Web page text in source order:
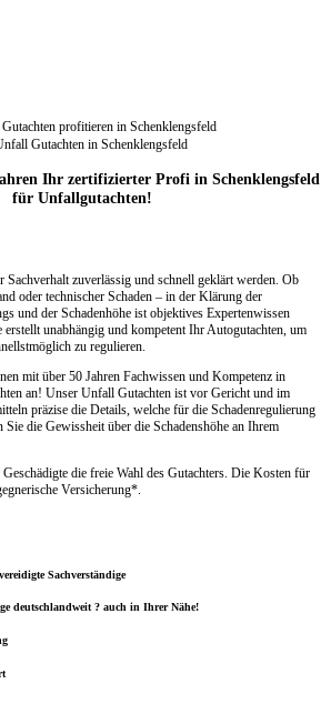
Ihr zertifizierter Profi in Schenklengsfeld
für Unfallgutachten!
Sachverhalt zuverlässig und schnell geklärt werden. Ob
oder technischer Schaden – in der Klärung der
und der Schadenhöhe ist objektives Expertenwissen
unabhängig und kompetent Ihr Autogutachten, um
zu regulieren.
mit über 50 Jahren Fachwissen und Kompetenz in
an! Unser Unfall Gutachten ist vor Gericht und im
präzise die Details, welche für die Schadenregulierung
die Gewissheit über die Schadenshöhe an Ihrem
die freie Wahl des Gutachters. Die Kosten für
Versicherung*.
Sachverständige
deutschlandweit ? auch in Ihrer Nähe!